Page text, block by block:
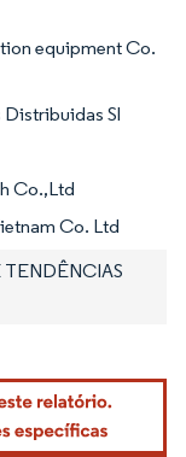
equipment Co.
Sl
Co.,Ltd
Co. Ltd